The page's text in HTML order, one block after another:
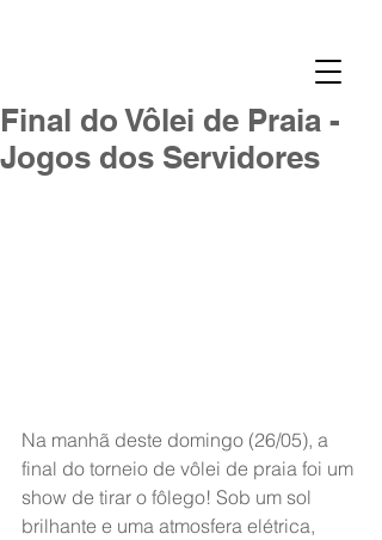
Final do Vôlei de Praia -
Jogos dos Servidores
Na manhã deste domingo (26/05), a
final do torneio de vôlei de praia foi um
show de tirar o fôlego! Sob um sol
brilhante e uma atmosfera elétrica,